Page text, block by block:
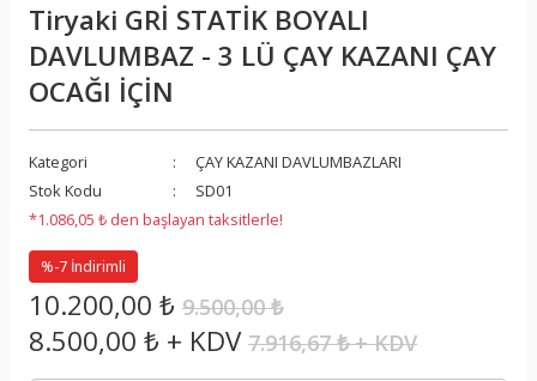
Tiryaki GRİ STATİK BOYALI
DAVLUMBAZ - 3 LÜ ÇAY KAZANI ÇAY
OCAĞI İÇİN
Kategori
ÇAY KAZANI DAVLUMBAZLARI
Stok Kodu
SD01
*1.086,05 ₺ den başlayan taksitlerle!
%-7 İndirimli
10.200,00 ₺ 9.500,00 ₺
8.500,00 ₺ + KDV 7.916,67 ₺ + KDV